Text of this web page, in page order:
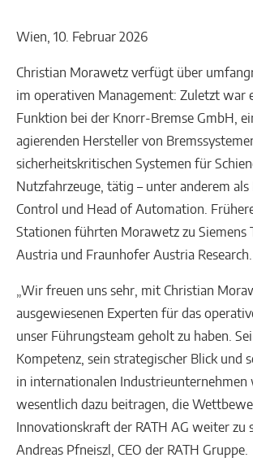
Wien, 10. Februar 2026
Christian Morawetz verfügt über
im operativen Management: Zuletzt war
Funktion bei der Knorr-Bremse GmbH,
agierenden Hersteller von
sicherheitskritischen Systemen für
Nutzfahrzeuge, tätig – unter anderem als
Control und Head of Automation.
Stationen führten Morawetz zu Siemens
Austria und Fraunhofer Austria Research.
„Wir freuen uns sehr, mit Christian
ausgewiesenen Experten für das
unser Führungsteam geholt zu haben.
Kompetenz, sein strategischer Blick und
in internationalen Industrieunternehmen
wesentlich dazu beitragen, die
Innovationskraft der RATH AG weiter zu
Andreas Pfneiszl, CEO der RATH Gruppe.